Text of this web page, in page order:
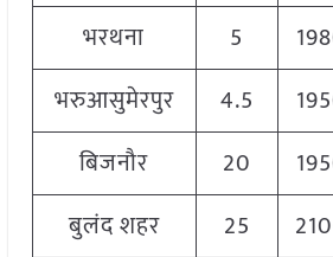
भरथना
5
भरुआसुमेरपुर
4.5
बिजनौर
20
बुलंद शहर
25